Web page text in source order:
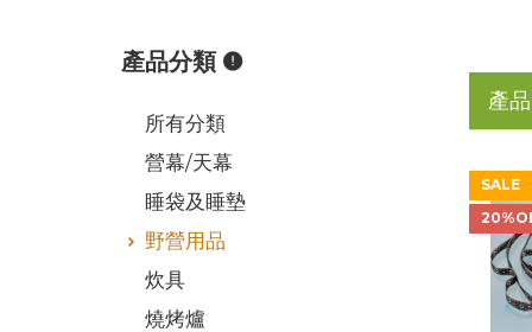
產品
SALE
產品分類
所有分類
營幕/天幕
睡袋及睡墊
野營用品
炊具
燒烤爐